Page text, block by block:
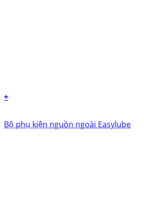
+
Bộ phụ kiện nguồn ngoài Easylube